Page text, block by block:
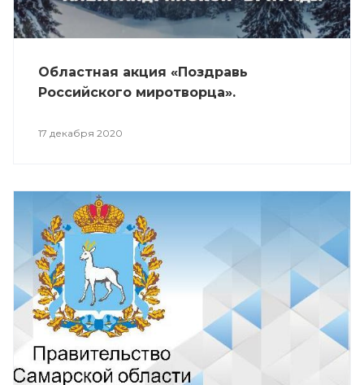
Областная акция «Поздравь
Российского миротворца».
17 декабря 2020